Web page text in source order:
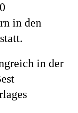
in den
in der